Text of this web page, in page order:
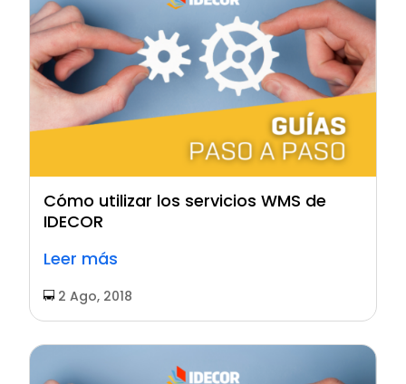
Cómo utilizar los servicios WMS de
IDECOR
Leer más
2 Ago, 2018